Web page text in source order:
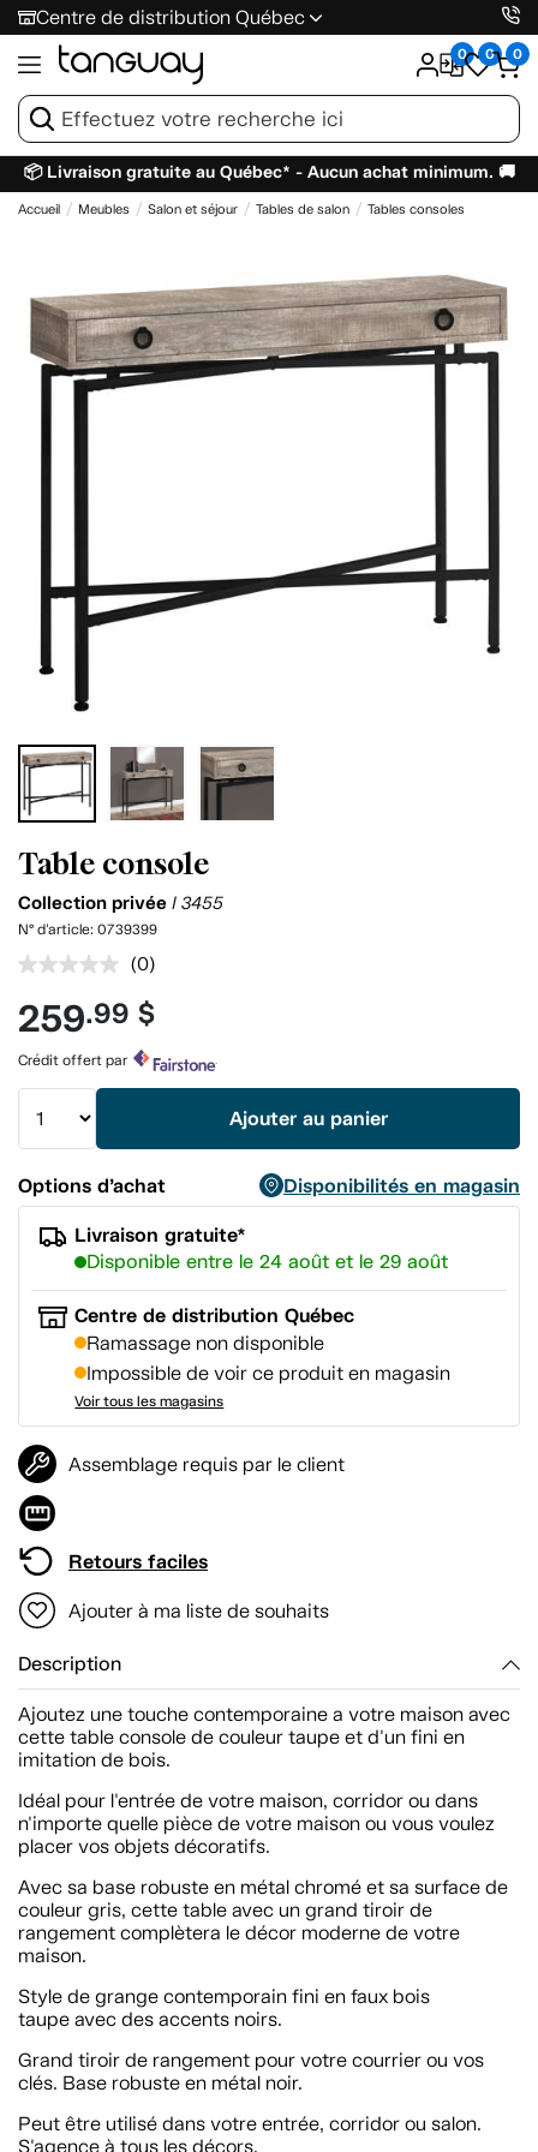
Centre de distribution Québec
0 0 0
📦 Livraison gratuite au Québec* - Aucun achat minimum. 🚚
Accueil Meubles Salon et séjour Tables de salon Tables consoles
Table console
Collection privée I 3455
N° d'article: 0739399
Aucune
pour
ce
produit.
Lien
vers
page.
(0)
259.99 $
Crédit offert par
Ajouter au panier
Options d’achat
Disponibilités en magasin
Livraison gratuite*
Disponible entre le 24 août et le 29 août
Centre de distribution Québec
Ramassage non disponible
Impossible de voir ce produit en magasin
Voir tous les magasins
Assemblage requis par le client
Retours faciles
Ajouter à ma liste de souhaits
Description
Ajoutez une touche contemporaine a votre maison avec
cette table console de couleur taupe et d'un fini en
imitation de bois.
Idéal pour l'entrée de votre maison, corridor ou dans
n'importe quelle pièce de votre maison ou vous voulez
placer vos objets décoratifs.
Avec sa base robuste en métal chromé et sa surface de
couleur gris, cette table avec un grand tiroir de
rangement complètera le décor moderne de votre
maison.
Style de grange contemporain fini en faux bois
taupe avec des accents noirs.
Grand tiroir de rangement pour votre courrier ou vos
clés. Base robuste en métal noir.
Peut être utilisé dans votre entrée, corridor ou salon.
S'agence à tous les décors.